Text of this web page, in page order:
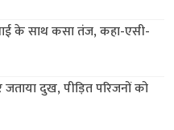
के साथ कसा तंज, कहा-एसी-
जताया दुख, पीड़ित परिजनों को